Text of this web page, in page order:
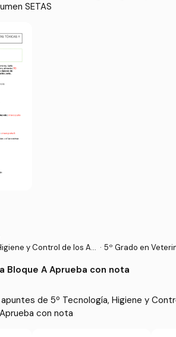
y Control de los Ali
· 5º Grado en
Bloque A Aprueba con nota
de 5º Tecnología, Higiene y
con nota